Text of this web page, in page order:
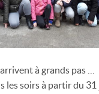
à grands pas …
les soirs à partir du